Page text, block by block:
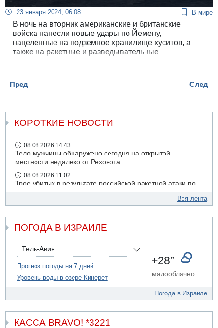
23 января 2024, 06:08 В мире
В ночь на вторник американские и британские
войска нанесли новые удары по Йемену,
нацеленные на подземное хранилище хуситов, а
также на ракетные и разведывательные
группировкой против судоходства в Красном море.
Пред След
КОРОТКИЕ НОВОСТИ
08.08.2026 14:43
Тело мужчины обнаружено сегодня на открытой
местности недалеко от Реховота
08.08.2026 11:02
Трое убитых в результате российской ракетной атаки по
07.08.2026 20:43
07.08.2026 20:41
Ynet: "Хизбалла" запустила БПЛА со взрывчаткой по
07.08.2026 19:16
ДТП в Ашдоде: тяжело ранены двое маленьких детей
07.08.2026 19:14
Вся лента
ПОГОДА В ИЗРАИЛЕ
Тель-Авив
Прогноз погоды на 7 дней
Уровень воды в озере Кинерет
+28°
малооблачно
Погода в Израиле
КАССА BRAVO! *3221